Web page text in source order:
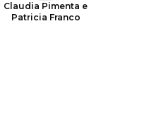
Claudia Pimenta e
Patricia Franco